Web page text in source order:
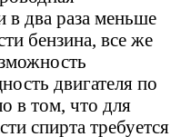
в два раза меньше
бензина, все же
двигателя по
в том, что для
спирта требуется